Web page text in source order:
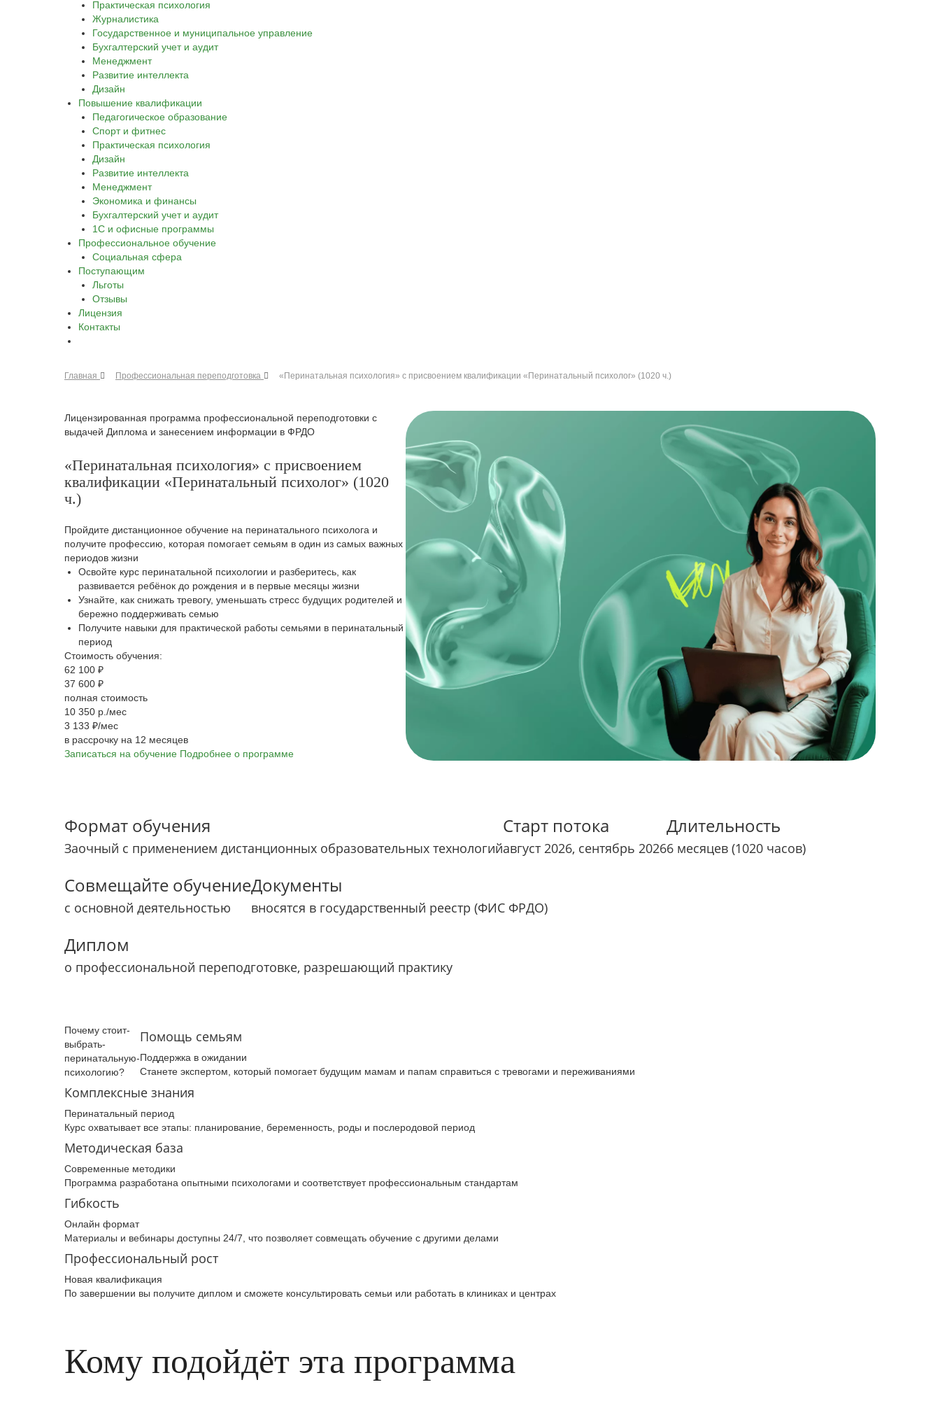
Практическая психология
Журналистика
Государственное и муниципальное управление
Бухгалтерский учет и аудит
Менеджмент
Развитие интеллекта
Дизайн
Повышение квалификации
Педагогическое образование
Спорт и фитнес
Практическая психология
Дизайн
Развитие интеллекта
Менеджмент
Экономика и финансы
Бухгалтерский учет и аудит
1С и офисные программы
Профессиональное обучение
Социальная сфера
Поступающим
Льготы
Отзывы
Лицензия
Контакты
Главная Профессиональная переподготовка «Перинатальная психология» с присвоением квалификации «Перинатальный психолог» (1020 ч.)
Лицензированная программа профессиональной переподготовки с
выдачей Диплома и занесением информации в ФРДО
«Перинатальная психология» с присвоением
квалификации «Перинатальный психолог» (1020
ч.)
Пройдите дистанционное обучение на перинатального психолога и
получите профессию, которая помогает семьям в один из самых важных
периодов жизни
Освойте курс перинатальной психологии и разберитесь, как
развивается ребёнок до рождения и в первые месяцы жизни
Узнайте, как снижать тревогу, уменьшать стресс будущих родителей и
бережно поддерживать семью
Получите навыки для практической работы семьями в перинатальный
период
Стоимость обучения:
62 100 ₽
37 600 ₽
полная стоимость
10 350 р./мес
3 133 ₽/мес
в рассрочку на 12 месяцев
Записаться на обучение Подробнее о программе
Формат обучения
Заочный с применением дистанционных образовательных технологий
Старт потока
август 2026, сентябрь 2026
Длительность
6 месяцев (1020 часов)
Совмещайте обучение
с основной деятельностью
Документы
вносятся в государственный реестр (ФИС ФРДО)
Диплом
о профессиональной переподготовке, разрешающий практику
Почему­ стоит­
выбрать­
перинатальную­
психологию­?
Помощь семьям
Поддержка в ожидании
Станете экспертом, который помогает будущим мамам и папам справиться с тревогами и переживаниями
Комплексные знания
Перинатальный период
Курс охватывает все этапы: планирование, беременность, роды и послеродовой период
Методическая база
Современные методики
Программа разработана опытными психологами и соответствует профессиональным стандартам
Гибкость
Онлайн формат
Материалы и вебинары доступны 24/7, что позволяет совмещать обучение с другими делами
Профессиональный рост
Новая квалификация
По завершении вы получите диплом и сможете консультировать семьи или работать в клиниках и центрах
Кому подойдёт эта программа